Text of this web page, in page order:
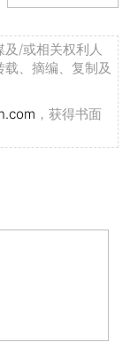
/或相关权利人
、摘编、复制及
，获得书面